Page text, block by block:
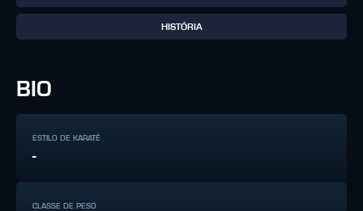
HISTÓRIA
BIO
ESTILO DE KARATÊ
-
CLASSE DE PESO